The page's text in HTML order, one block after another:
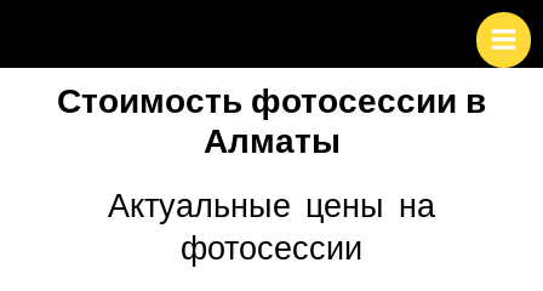
содержимому
Стоимость фотосессии в
Алматы
Актуальные цены на
фотосессии